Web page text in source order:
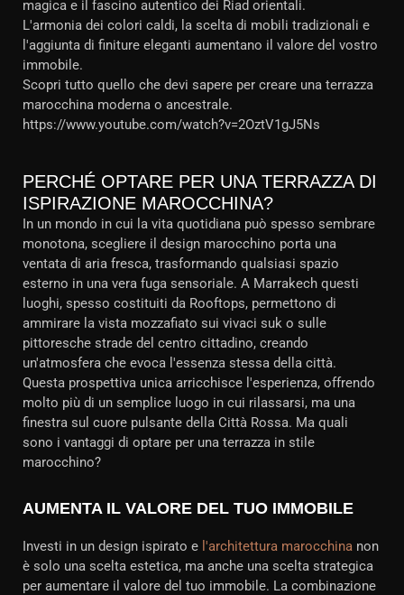
magica e il fascino autentico dei Riad orientali.
L'armonia dei colori caldi, la scelta di mobili tradizionali e
l'aggiunta di finiture eleganti aumentano il valore del vostro
immobile.
Scopri tutto quello che devi sapere per creare una terrazza
marocchina moderna o ancestrale.
https://www.youtube.com/watch?v=2OztV1gJ5Ns
PERCHÉ OPTARE PER UNA TERRAZZA DI
ISPIRAZIONE MAROCCHINA?
In un mondo in cui la vita quotidiana può spesso sembrare
monotona, scegliere il design marocchino porta una
ventata di aria fresca, trasformando qualsiasi spazio
esterno in una vera fuga sensoriale. A Marrakech questi
luoghi, spesso costituiti da Rooftops, permettono di
ammirare la vista mozzafiato sui vivaci suk o sulle
pittoresche strade del centro cittadino, creando
un'atmosfera che evoca l'essenza stessa della città.
Questa prospettiva unica arricchisce l'esperienza, offrendo
molto più di un semplice luogo in cui rilassarsi, ma una
finestra sul cuore pulsante della Città Rossa. Ma quali
sono i vantaggi di optare per una terrazza in stile
marocchino?
AUMENTA IL VALORE DEL TUO IMMOBILE
Investi in un design ispirato e l'architettura marocchina non
è solo una scelta estetica, ma anche una scelta strategica
per aumentare il valore del tuo immobile. La combinazione